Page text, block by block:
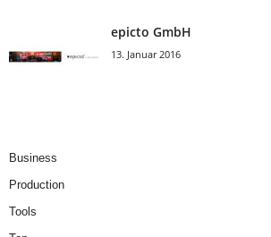
epicto GmbH
13. Januar 2016
Business
Production
Tools